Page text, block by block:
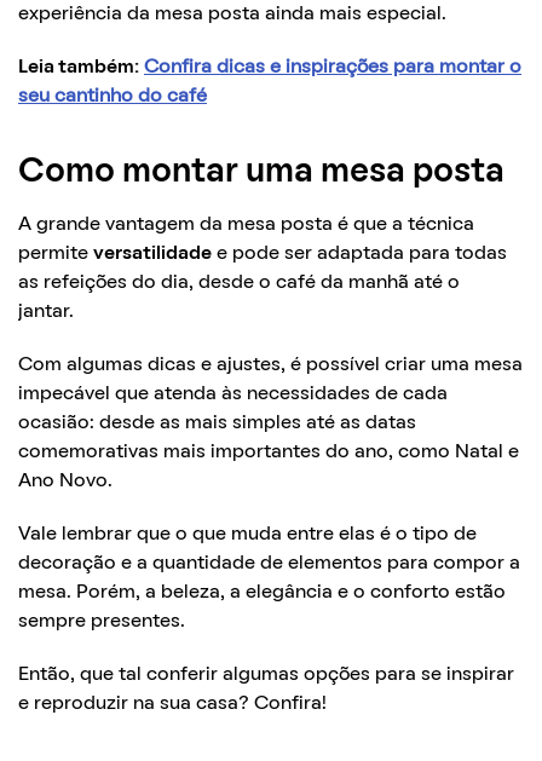
experiência da mesa posta ainda mais especial.
Leia também: Confira dicas e inspirações para montar o
seu cantinho do café
Como montar uma mesa posta
A grande vantagem da mesa posta é que a técnica
permite versatilidade e pode ser adaptada para todas
as refeições do dia, desde o café da manhã até o
jantar.
Com algumas dicas e ajustes, é possível criar uma mesa
impecável que atenda às necessidades de cada
ocasião: desde as mais simples até as datas
comemorativas mais importantes do ano, como Natal e
Ano Novo.
Vale lembrar que o que muda entre elas é o tipo de
decoração e a quantidade de elementos para compor a
mesa. Porém, a beleza, a elegância e o conforto estão
sempre presentes.
Então, que tal conferir algumas opções para se inspirar
e reproduzir na sua casa? Confira!